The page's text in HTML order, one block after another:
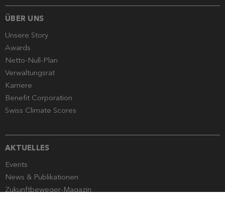
ÜBER UNS
Unsere Story
Awards
Netto-Null-Plan
Verwaltungsrat
Karriere
Benefit Corporation
Swiss Climate Scores
AKTUELLES
Events
News & Publikationen
Zukunftbeweger-Magazin